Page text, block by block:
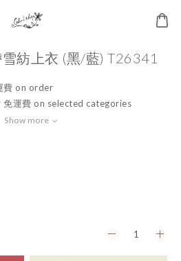
紡上衣 (黑/藍) T26341
費 on order
運費 on selected categories
Show more